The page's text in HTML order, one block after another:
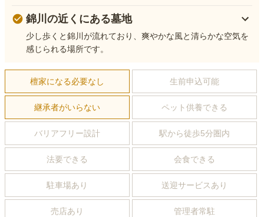
錦川の近くにある墓地
少し歩くと錦川が流れており、爽やかな風と清らかな空気を
感じられる場所です。
檀家になる必要なし 生前申込可能
継承者がいらない ペット供養できる
バリアフリー設計 駅から徒歩5分圏内
法要できる 会食できる
駐車場あり 送迎サービスあり
売店あり 管理者常駐